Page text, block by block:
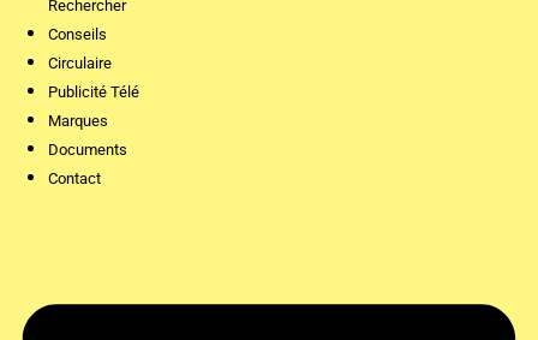
Rechercher
Conseils
Circulaire
Publicité Télé
Marques
Documents
Contact